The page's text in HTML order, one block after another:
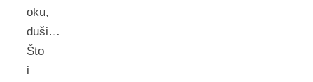
oku,
duši…
Što
i